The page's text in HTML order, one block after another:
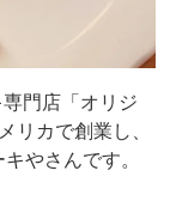
門店「オリジ
カで創業し、
やさんです。